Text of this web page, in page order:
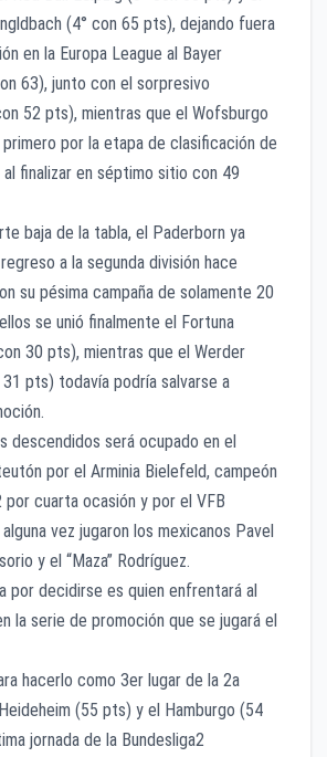
(4° con 65 pts), dejando fuera
en la Europa League al Bayer
63), junto con el sorpresivo
52 pts), mientras que el Wofsburgo
por la etapa de clasificación de
al finalizar en séptimo sitio con 49
baja de la tabla, el Paderborn ya
a la segunda división hace
su pésima campaña de solamente 20
se unió finalmente el Fortuna
30 pts), mientras que el Werder
pts) todavía podría salvarse a
descendidos será ocupado en el
por el Arminia Bielefeld, campeón
por cuarta ocasión y por el VFB
vez jugaron los mexicanos Pavel
y el “Maza” Rodríguez.
por decidirse es quien enfrentará al
la serie de promoción que se jugará el
hacerlo como 3er lugar de la 2a
(55 pts) y el Hamburgo (54
jornada de la Bundesliga2